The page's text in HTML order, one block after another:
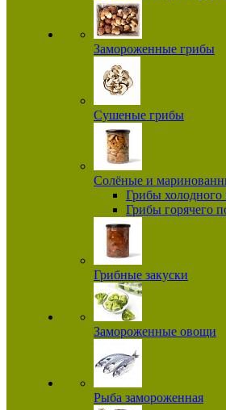
Замороженные грибы
Сушеные грибы
Солёные и
Грибы холодного
Грибы горячего
Грибные закуски
Замороженные овощи
Рыба замороженная